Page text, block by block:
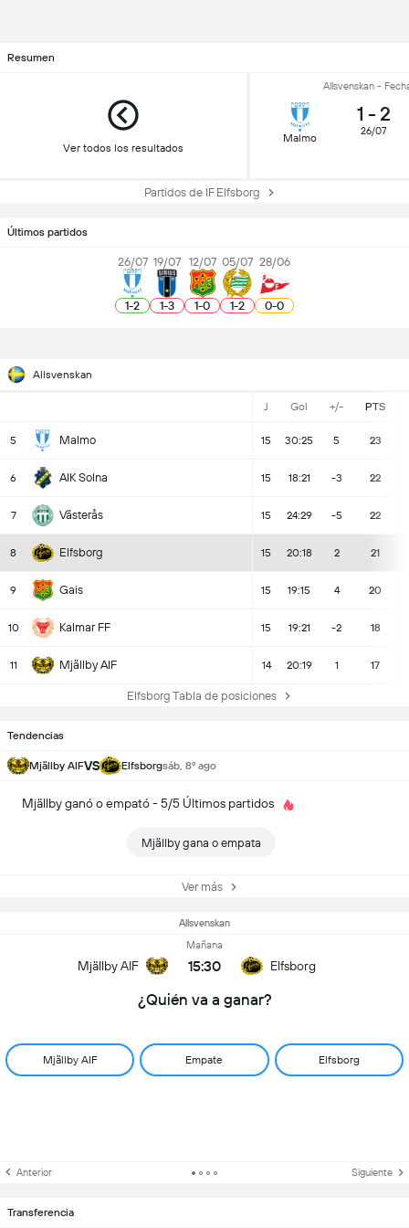
Resumen
Ver todos los resultados
Allsvenskan -
Malmo
1 - 2
26/07
Partidos de IF Elfsborg
Últimos partidos
26/07
1-2
19/07
1-3
12/07
1-0
05/07
1-2
28/06
0-0
Allsvenskan
J Gol +/- PTS
5 Malmo 15 30:25 5 23
6 AIK Solna 15 18:21 -3 22
7 Västerås 15 24:29 -5 22
8 Elfsborg 15 20:18 2 21
9 Gais 15 19:15 4 20
10 Kalmar FF 15 19:21 -2 18
11 Mjällby AIF 14 20:19 1 17
Elfsborg Tabla de posiciones
Tendencias
Mjällby AIFVS Elfsborgsáb, 8º ago
Mjällby ganó o empató - 5/5 Últimos partidos
Mjällby gana o empata
Ver más
Allsvenskan
Mjällby AIF
Mañana
15:30 Elfsborg
¿Quién va a ganar?
Mjällby AIF Empate Elfsborg
Anterior Siguiente
Transferencia